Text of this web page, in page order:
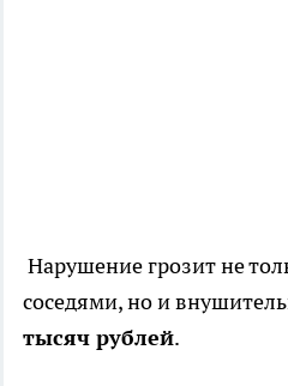
Нарушение грозит не
соседями, но и
тысяч рублей.